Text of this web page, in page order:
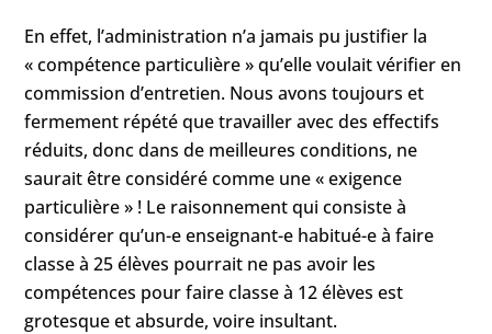
En effet, l’administration n’a jamais pu justifier la
« compétence particulière » qu’elle voulait vérifier en
commission d’entretien. Nous avons toujours et
fermement répété que travailler avec des effectifs
réduits, donc dans de meilleures conditions, ne
saurait être considéré comme une « exigence
particulière » ! Le raisonnement qui consiste à
considérer qu’un-e enseignant-e habitué-e à faire
classe à 25 élèves pourrait ne pas avoir les
compétences pour faire classe à 12 élèves est
grotesque et absurde, voire insultant.